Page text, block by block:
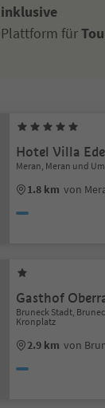
inklusive
Plattform für
Hotel Villa
Meran, Meran und
1.8 km von
Gasthof
Bruneck Stadt,
Kronplatz
2.9 km von